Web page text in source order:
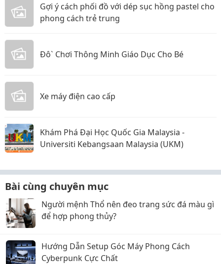
Gợi ý cách phối đồ với dép sục hồng pastel cho
phong cách trẻ trung
Đô` Chơi Thông Minh Giáo Dục Cho Bé
Xe máy điện cao cấp
Khám Phá Đại Học Quốc Gia Malaysia -
Universiti Kebangsaan Malaysia (UKM)
Bài cùng chuyên mục
Người mệnh Thổ nên đeo trang sức đá màu gì
để hợp phong thủy?
Hướng Dẫn Setup Góc Máy Phong Cách
Cyberpunk Cực Chất